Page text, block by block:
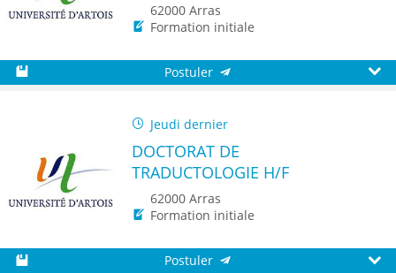
62000 Arras
Formation initiale
Postuler
Jeudi dernier
DOCTORAT DE
TRADUCTOLOGIE H/F
62000 Arras
Formation initiale
Postuler